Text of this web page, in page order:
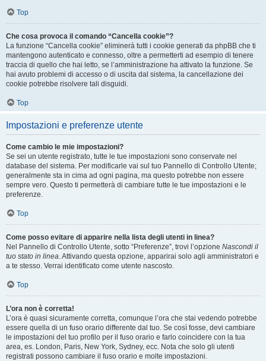
Top
Che cosa provoca il comando “Cancella cookie”?
La funzione “Cancella cookie” eliminerà tutti i cookie generati da phpBB che ti
mantengono autenticato e connesso, oltre a permetterti ad esempio di tenere
traccia di quello che hai letto, se l’amministrazione ha attivato la funzione. Se
hai avuto problemi di accesso o di uscita dal sistema, la cancellazione dei
cookie potrebbe risolvere tali disguidi.
Top
Impostazioni e preferenze utente
Come cambio le mie impostazioni?
Se sei un utente registrato, tutte le tue impostazioni sono conservate nel
database del sistema. Per modificarle vai sul tuo Pannello di Controllo Utente;
generalmente sta in cima ad ogni pagina, ma questo potrebbe non essere
sempre vero. Questo ti permetterà di cambiare tutte le tue impostazioni e le
preferenze.
Top
Come posso evitare di apparire nella lista degli utenti in linea?
Nel Pannello di Controllo Utente, sotto “Preferenze”, trovi l’opzione Nascondi il
tuo stato in linea. Attivando questa opzione, apparirai solo agli amministratori e
a te stesso. Verrai identificato come utente nascosto.
Top
L’ora non è corretta!
L’ora è quasi sicuramente corretta, comunque l’ora che stai vedendo potrebbe
essere quella di un fuso orario differente dal tuo. Se così fosse, devi cambiare
le impostazioni del tuo profilo per il fuso orario e farlo coincidere con la tua
area, es. London, Paris, New York, Sydney, ecc. Nota che solo gli utenti
registrati possono cambiare il fuso orario e molte impostazioni.